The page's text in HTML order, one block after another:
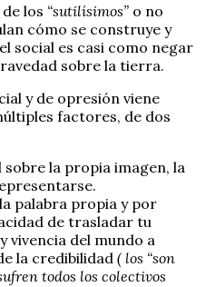
los “sutilísimos” o no
cómo se construye y
social es casi como negar
sobre la tierra.
y de opresión viene
factores, de dos
la propia imagen, la
palabra propia y por
de trasladar tu
vivencia del mundo a
la credibilidad ( los “son
todos los colectivos